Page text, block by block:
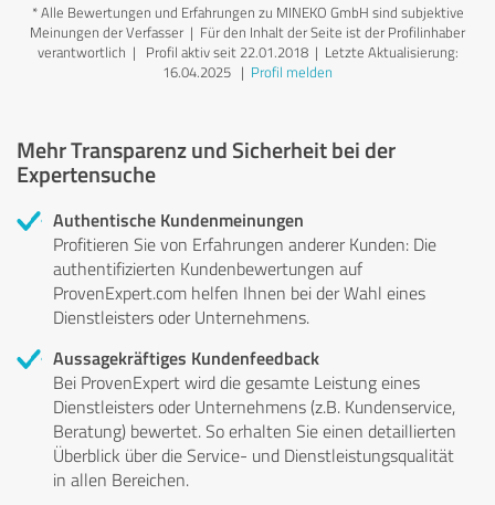
*Alle Bewertungen und Erfahrungen zu MINEKO GmbH sind subjektive
Meinungen der Verfasser | Für den Inhalt der Seite ist der Profilinhaber
verantwortlich | Profil aktiv seit 22.01.2018 | Letzte Aktualisierung:
16.04.2025 | Profil melden
Mehr Transparenz und Sicherheit bei der
Expertensuche
Authentische Kundenmeinungen
Profitieren Sie von Erfahrungen anderer Kunden: Die
authentifizierten Kundenbewertungen auf
ProvenExpert.com helfen Ihnen bei der Wahl eines
Dienstleisters oder Unternehmens.
Aussagekräftiges Kundenfeedback
Bei ProvenExpert wird die gesamte Leistung eines
Dienstleisters oder Unternehmens (z.B. Kundenservice,
Beratung) bewertet. So erhalten Sie einen detaillierten
Überblick über die Service- und Dienstleistungsqualität
in allen Bereichen.